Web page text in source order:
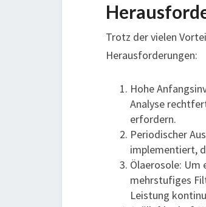
Trotz der vielen
Herausforderungen:
Hohe
Analyse
erfordern.
Periodischer
implementiert,
Ölaerosole: Um
mehrstufiges
Leistung